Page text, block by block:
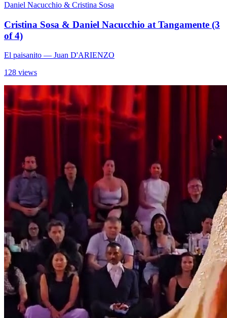
Daniel Nacucchio & Cristina Sosa
Cristina Sosa & Daniel Nacucchio at Tangamente (3
of 4)
El paisanito — Juan D'ARIENZO
128 views